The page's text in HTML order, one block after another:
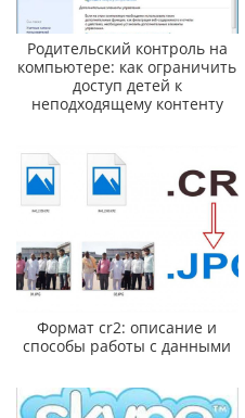
Родительский контроль на
компьютере: как ограничить
доступ детей к
неподходящему контенту
Формат cr2: описание и
способы работы с данными